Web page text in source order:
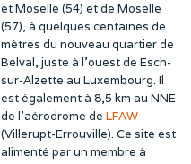
et Moselle (54) et de Moselle
(57), à quelques centaines de
mètres du nouveau quartier de
Belval, juste à l’ouest de Esch-
sur-Alzette au Luxembourg. Il
est également à 8,5 km au NNE
de l’aérodrome de LFAW
(Villerupt-Errouville). Ce site est
alimenté par un membre à